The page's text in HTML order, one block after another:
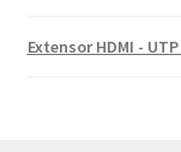
Extensor HDMI -